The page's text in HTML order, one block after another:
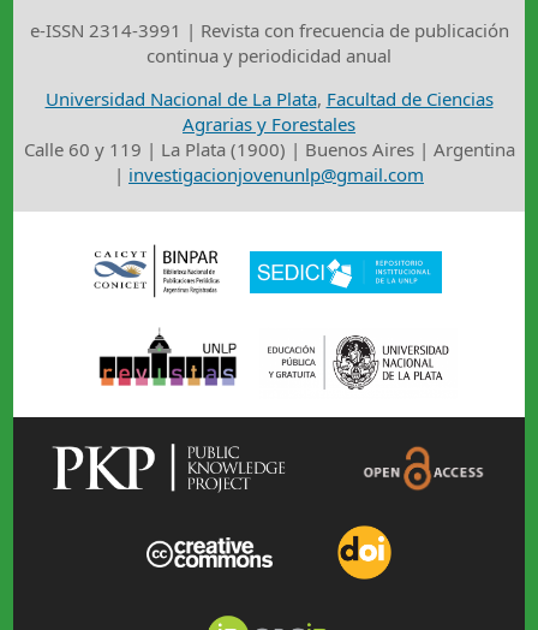
e-ISSN 2314-3991 | Revista con frecuencia de publicación
continua y periodicidad anual
Universidad Nacional de La Plata, Facultad de Ciencias
Agrarias y Forestales
Calle 60 y 119 | La Plata (1900) | Buenos Aires | Argentina
| investigacionjovenunlp@gmail.com